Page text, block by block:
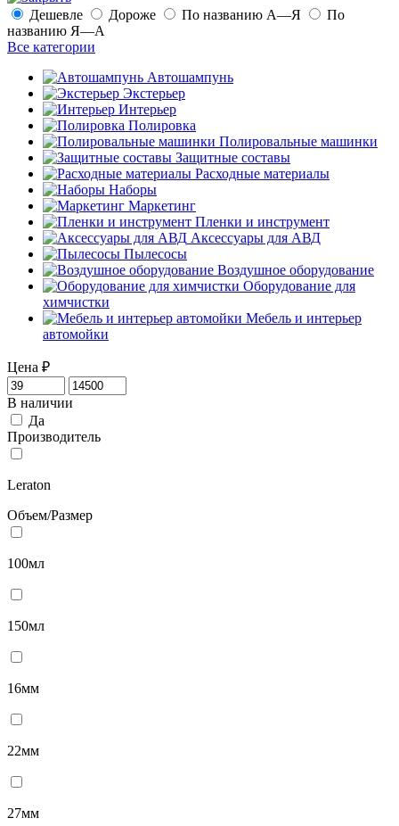
Дешевле Дороже По названию А—Я
По
названию Я—А
Все категории
Автошампунь
Экстерьер
Интерьер
Полировка
Полировальные машинки
Защитные составы
Расходные материалы
Наборы
Маркетинг
Пленки и инструмент
Аксессуары для АВД
Пылесосы
Воздушное оборудование
Оборудование для
химчистки
Мебель и интерьер
автомойки
Цена ₽
В наличии
Да
Производитель
Leraton
Объем/Размер
100мл
150мл
16мм
22мм
27мм